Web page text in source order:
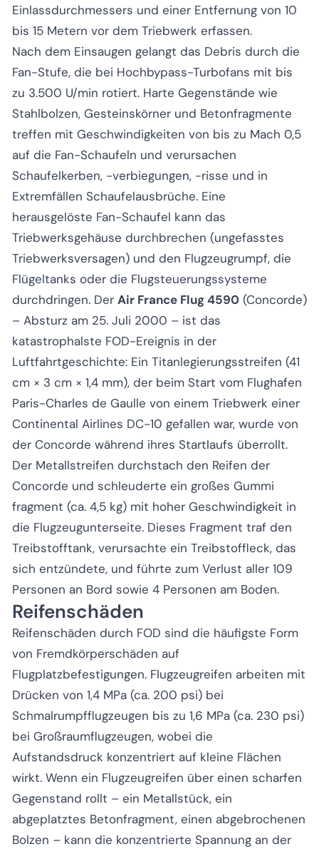
Einlassdurchmessers und einer Entfernung von 10
bis 15 Metern vor dem Triebwerk erfassen.
Nach dem Einsaugen gelangt das Debris durch die
Fan-Stufe, die bei Hochbypass-Turbofans mit bis
zu 3.500 U/min rotiert. Harte Gegenstände wie
Stahlbolzen, Gesteinskörner und Betonfragmente
treffen mit Geschwindigkeiten von bis zu Mach 0,5
auf die Fan-Schaufeln und verursachen
Schaufelkerben, -verbiegungen, -risse und in
Extremfällen Schaufelausbrüche. Eine
herausgelöste Fan-Schaufel kann das
Triebwerksgehäuse durchbrechen (ungefasstes
Triebwerksversagen) und den Flugzeugrumpf, die
Flügeltanks oder die Flugsteuerungssysteme
durchdringen. Der Air France Flug 4590 (Concorde)
– Absturz am 25. Juli 2000 – ist das
katastrophalste FOD-Ereignis in der
Luftfahrtgeschichte: Ein Titanlegierungsstreifen (41
cm × 3 cm × 1,4 mm), der beim Start vom Flughafen
Paris-Charles de Gaulle von einem Triebwerk einer
Continental Airlines DC-10 gefallen war, wurde von
der Concorde während ihres Startlaufs überrollt.
Der Metallstreifen durchstach den Reifen der
Concorde und schleuderte ein großes Gummi
fragment (ca. 4,5 kg) mit hoher Geschwindigkeit in
die Flugzeugunterseite. Dieses Fragment traf den
Treibstofftank, verursachte ein Treibstoffleck, das
sich entzündete, und führte zum Verlust aller 109
Personen an Bord sowie 4 Personen am Boden.
Reifenschäden
Reifenschäden durch FOD sind die häufigste Form
von Fremdkörperschäden auf
Flugplatzbefestigungen. Flugzeugreifen arbeiten mit
Drücken von 1,4 MPa (ca. 200 psi) bei
Schmalrumpfflugzeugen bis zu 1,6 MPa (ca. 230 psi)
bei Großraumflugzeugen, wobei die
Aufstandsdruck konzentriert auf kleine Flächen
wirkt. Wenn ein Flugzeugreifen über einen scharfen
Gegenstand rollt – ein Metallstück, ein
abgeplatztes Betonfragment, einen abgebrochenen
Bolzen – kann die konzentrierte Spannung an der